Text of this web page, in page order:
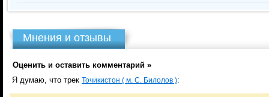
Мнения и отзывы
Оценить и оставить комментарий »
Я думаю, что трек Точикистон ( м. С. Билолов ):